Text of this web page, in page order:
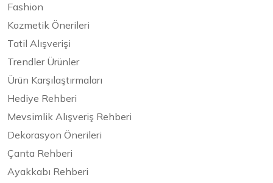
Fashion
Kozmetik Önerileri
Tatil Alışverişi
Trendler Ürünler
Ürün Karşılaştırmaları
Hediye Rehberi
Mevsimlik Alışveriş Rehberi
Dekorasyon Önerileri
Çanta Rehberi
Ayakkabı Rehberi